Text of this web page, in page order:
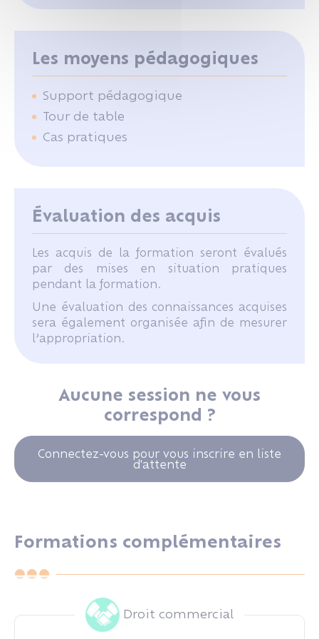
Les moyens pédagogiques
Support pédagogique
Tour de table
Cas pratiques
Évaluation des acquis
Les acquis de la formation seront évalués
par des mises en situation pratiques
pendant la formation.
Une évaluation des connaissances acquises
sera également organisée afin de mesurer
l’appropriation.
Aucune session ne vous
correspond ?
Connectez-vous pour vous inscrire en liste
d'attente
Formations complémentaires
Droit commercial